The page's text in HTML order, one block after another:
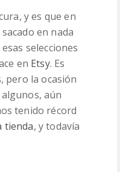
y es que en
en nada
selecciones
en Etsy. Es
pero la ocasión
aún
tenido récord
tienda, y todavía